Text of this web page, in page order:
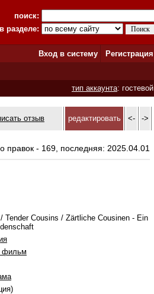
поиск:
в разделе:
Вход в систему
Регистрация
тип аккаунта: гостевой
отзыв редактировать <- ->
правок - 169, последняя: 2025.04.01
Tender Cousins / Zärtliche Cousinen - Ein
фильм